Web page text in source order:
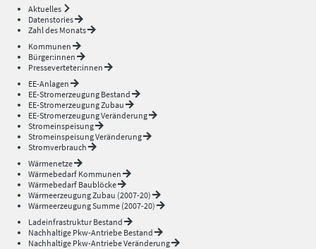
Aktuelles
Datenstories
Zahl des Monats
Kommunen
Bürger:innen
Presseverteter:innen
EE-Anlagen
EE-Stromerzeugung Bestand
EE-Stromerzeugung Zubau
EE-Stromerzeugung Veränderung
Stromeinspeisung
Stromeinspeisung Veränderung
Stromverbrauch
Wärmenetze
Wärmebedarf Kommunen
Wärmebedarf Baublöcke
Wärmeerzeugung Zubau (2007-20)
Wärmeerzeugung Summe (2007-20)
Ladeinfrastruktur Bestand
Nachhaltige Pkw-Antriebe Bestand
Nachhaltige Pkw-Antriebe Veränderung